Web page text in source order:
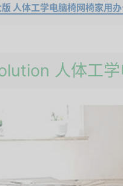
人体工学电脑椅网椅家用
人体工